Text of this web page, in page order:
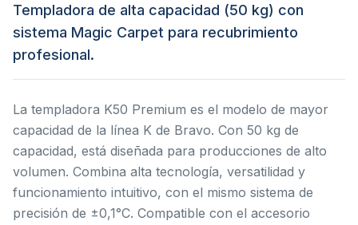
Templadora de alta capacidad (50 kg) con
sistema Magic Carpet para recubrimiento
profesional.
La templadora K50 Premium es el modelo de mayor
capacidad de la línea K de Bravo. Con 50 kg de
capacidad, está diseñada para producciones de alto
volumen. Combina alta tecnología, versatilidad y
funcionamiento intuitivo, con el mismo sistema de
precisión de ±0,1°C. Compatible con el accesorio